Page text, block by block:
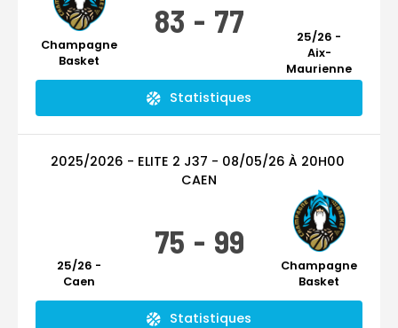
Champagne
Basket
83 - 77
25/26 -
Aix-
Maurienne
Statistiques
2025/2026 - ELITE 2 J37 - 08/05/26 À 20H00
CAEN
Champagne
Basket
99
-
75
25/26 -
Caen
Statistiques